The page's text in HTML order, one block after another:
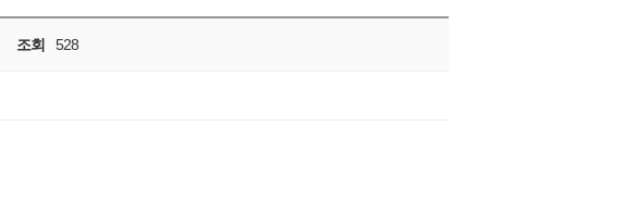
조회 528